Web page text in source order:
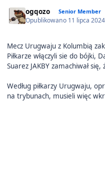
ogqozo Senior Member
Opublikowano 11 lipca 2024
Mecz Urugwaju z Kolumbią
Piłkarze włączyli sie do bójki,
Suarez JAKBY zamachiwał
Według piłkarzy Urugwaju,
na trybunach, musieli więc